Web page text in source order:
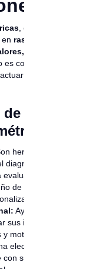
, o
en rasgos de
actitudes
es comprender
de una
las
herramientas
diagnóstico de
de la
de planes de
Ayudan a los
sus intereses
motivaciones,
elección de
su perfil